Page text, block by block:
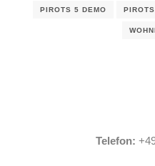
PIROTS 5 DEMO
Telefon: